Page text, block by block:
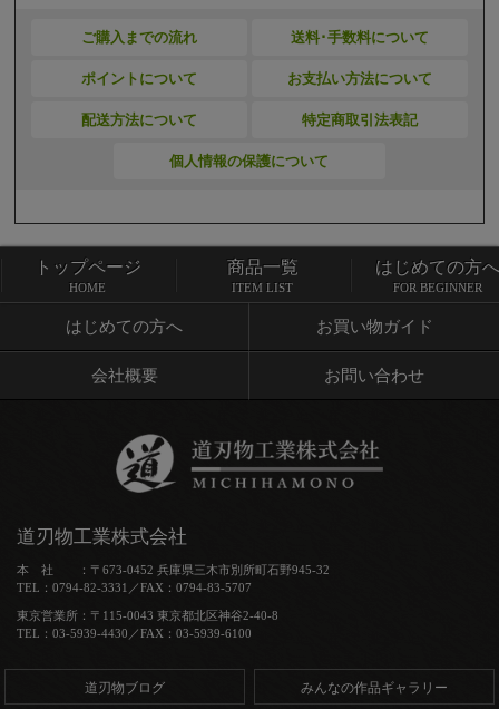
ご購入までの流れ 送料･手数料について
ポイントについて お支払い方法について
配送方法について 特定商取引法表記
個人情報の保護について
トップページ 商品一覧
はじめての方へ お買い物ガイド
会社概要 お問い合わせ
トップページ
HOME
商品一覧
ITEM LIST
はじめての方へ
FOR BEGINNER
道刃物工業株式会社
本 社 ：〒673-0452 兵庫県三木市別所町石野945-32
TEL：0794-82-3331／FAX：0794-83-5707
東京営業所：〒115-0043 東京都北区神谷2-40-8
TEL：03-5939-4430／FAX：03-5939-6100
道刃物ブログ みんなの作品ギャラリー